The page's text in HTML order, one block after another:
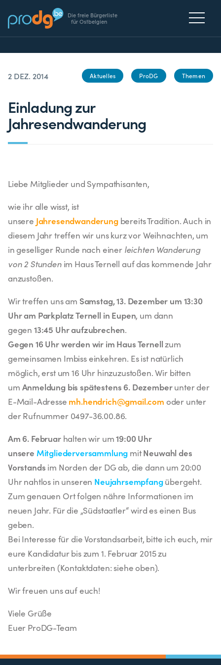
Die freie Bürgerliste
für Ostbelgien
2 DEZ. 2014 Aktuelles ProDG Themen
Einladung zur
Jahresendwanderung
Liebe Mitglieder und Sympathisanten,
wie ihr alle wisst, ist
unsere Jahresendwanderungbereits Tradition. Auch in
diesem Jahr treffen wir uns kurz vor Weihnachten, um
in geselliger Runde nach einer leichten Wanderung
von 2 Stundenim Haus Ternell auf das kommende Jahr
anzustoßen.
Wir treffen uns am Samstag, 13. Dezember um 13:30
Uhr am Parkplatz Ternell in Eupen, um dann
gegen 13:45 Uhr aufzubrechen.
Gegen 16 Uhr werden wir im Haus Ternell zum
gemeinsamen Imbiss einkehren. Es ist natürlich
möglich, erst um 16 Uhr hinzuzustoßen. Wir bitten
um Anmeldung bis spätestens 6. Dezemberunter der
E-Mail-Adresse mh.hendrich@gmail.com oder unter
der Rufnummer 0497-36.00.86.
Am 6. Februarhalten wir um19:00 Uhr
unsere Mitgliederversammlung mitNeuwahl des
Vorstands im Norden der DG ab, die dann um 20:00
Uhr nahtlos in unseren Neujahrsempfangübergeht.
Zum genauen Ort folgen nähre Informationen im
neuen Jahr. Für die „Südstaatler“ wird es einen Bus
geben.
Bei Interesse für die Vorstandsarbeit, bitte ich euch, mir
eure Kandidatur bis zum 1. Februar 2015 zu
unterbreiten (Kontaktdaten: siehe oben).
Wir freuen uns auf euch!
Viele Grüße
Euer ProDG-Team